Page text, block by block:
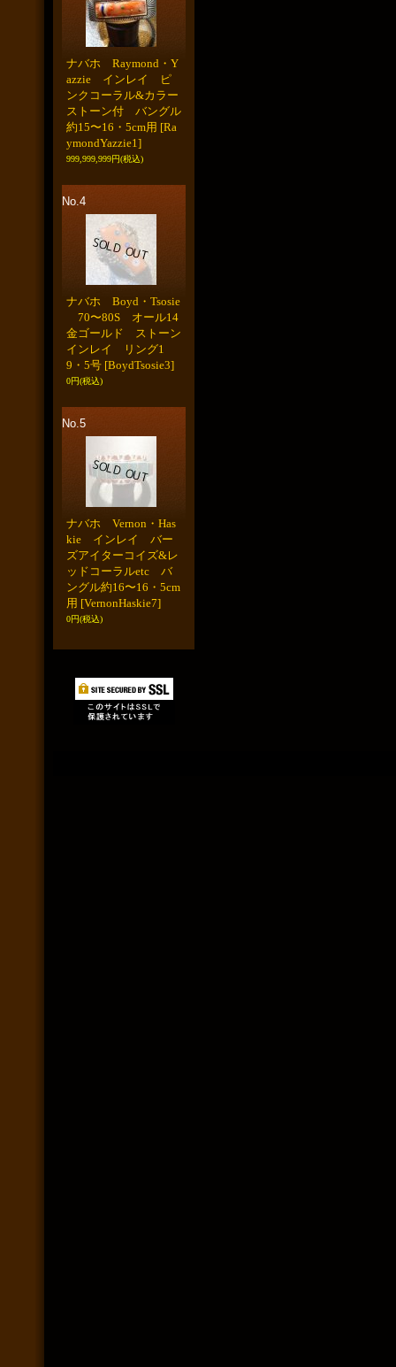
ナバホ Raymond・Y
azzie インレイ ピ
ンクコーラル&カラー
ストーン付 バングル
約15〜16・5cm用 [Ra
ymondYazzie1]
999,999,999円(税込)
No.4
ナバホ Boyd・Tsosie
70〜80S オール14
金ゴールド ストーン
インレイ リング1
9・5号 [BoydTsosie3]
0円(税込)
No.5
ナバホ Vernon・Has
kie インレイ バー
ズアイターコイズ&レ
ッドコーラルetc バ
ングル約16〜16・5cm
用 [VernonHaskie7]
0円(税込)